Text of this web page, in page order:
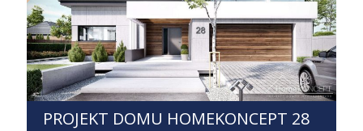
PROJEKT DOMU HOMEKONCEPT 28